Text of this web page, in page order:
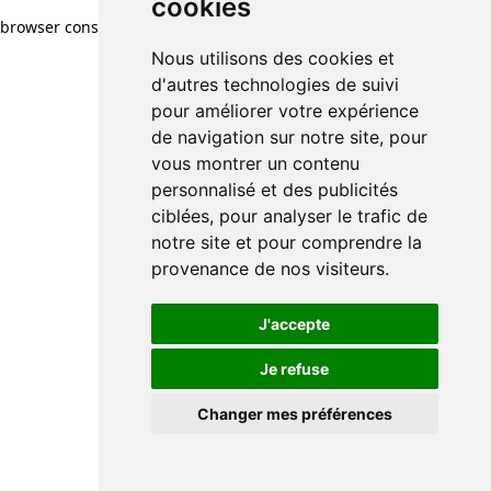
cookies
Nous utilisons des cookies et
d'autres technologies de suivi
pour améliorer votre expérience
de navigation sur notre site, pour
vous montrer un contenu
personnalisé et des publicités
ciblées, pour analyser le trafic de
notre site et pour comprendre la
provenance de nos visiteurs.
J'accepte
Je refuse
Changer mes préférences
browser console for more information)